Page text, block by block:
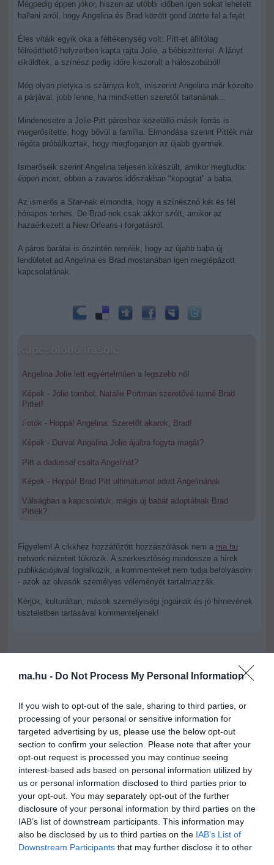
ma.hu - Do Not Process My Personal Information
If you wish to opt-out of the sale, sharing to third parties, or
processing of your personal or sensitive information for
targeted advertising by us, please use the below opt-out
section to confirm your selection. Please note that after your
opt-out request is processed you may continue seeing
interest-based ads based on personal information utilized by
us or personal information disclosed to third parties prior to
your opt-out. You may separately opt-out of the further
disclosure of your personal information by third parties on the
IAB’s list of downstream participants. This information may
also be disclosed by us to third parties on the IAB’s List of
Downstream Participants that may further disclose it to other
Mégpedig éppen jókor, hiszen az utóbbi időben igen sokat lehetett
hallani arról, hogy Angelina és Brad között gond ütötte fel a fejét.
Éles vitáik egyik oka a féltékenység volt: Pitt-et állítólag
félreérthető helyzetben kapta rajta Jolie, a bébiszitterrel. A lányt
elküldték, a színész pedig időre kiszorult a hálószobából!
Még olyan pletyka is szárnyra kelt, miszerint Angelina már közölte
a párjával: jobb lenne, ha mindketten szeretőt tartanának...
Mindenesetre a Jolie-Pitt pároshoz közelálló másik forrás is
megerősítette, hogy bővül a família. Elmondása szerint Pitték már
régóta próbálkoztak, hogy megfoganjon az újabb gyermek.
Ismerőseik szerint Angelina teljesen kikészült, amikor megtudta:
éppen most, ebben a zavaros időszakban "kopogtat" a baba.
Az ismerős a Star-nak elmondta, hogy a színésznő két és fél
hónapos terhes. De Brad-nek csak akkor szólt, amikor az
hazaérkezett a New Orleans-i forgatásról.
A páros barátai is őszintén remélik, hogy az újabb baba új
lendületet ad Angelina és Brad mostanában igen megtépázott
kapcsolatának.
Kapcsolódó írások:
Angelina Jolie lett egyértelműen a legszebb nő!
Képek - Jolie tombol: Natalie Portman szeretővé tenné Brad
Pittet!
Fotók - Hoppá! Angelina: Szeretőt akarok, Brad!
Képek - Durva! Angelina Jolie ájultra fogyta magát?
Pitt a dadussal csalta Angelinát?
Képek - Hoppá! Brad Pitt ultimátumot adott Angelinának
Válságban a kapcsolatuk, mégis új babát adoptálnak Brad
Pitték?
Figyelem! A cikkhez hozzáfűzött hozzászólások nem a ma.hu
network nézeteit tükrözik. A szerkesztőség mindössze a hírek
publikációjával foglalkozik, a kommenteket nem tudja befolyásolni
- azok az olvasók személyes véleményét tartalmazzák.
Kérjük, kulturáltan, mások személyiségi jogainak és jó hírnevének
tiszteletben tartásával kommenteljenek!
8:04
Vitézy Dávid: 2,3 milliárd forint került vissza az államhoz
egy útdíjrendszeres ügylet felülvizsgálata után
22:22
Saját életét is kockára tette a magyar erdész, hogy
megállítsa a tüzet
20:20
Második világháborús MG-42 géppuskát emeltek ki a
Dunából - a rendőrség lefoglalta
A Miniszterelnökség felmondta a Lounge Eventtel kötött
keretszerződését
16:21 Megérkezett az eső a Duna vízgyűjtőjére
14:26
Újabb két gyanúsítottat fogtak el a 600 milliós